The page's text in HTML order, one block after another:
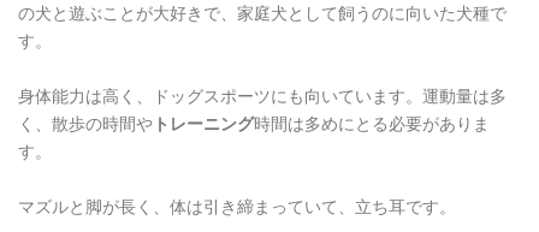
の犬と遊ぶことが大好きで、家庭犬として飼うのに向いた犬種で
す。
身体能力は高く、ドッグスポーツにも向いています。運動量は多
く、散歩の時間や トレーニング時間は多めにとる必要がありま
す。
マズルと脚が長く、体は引き締まっていて、立ち耳です。